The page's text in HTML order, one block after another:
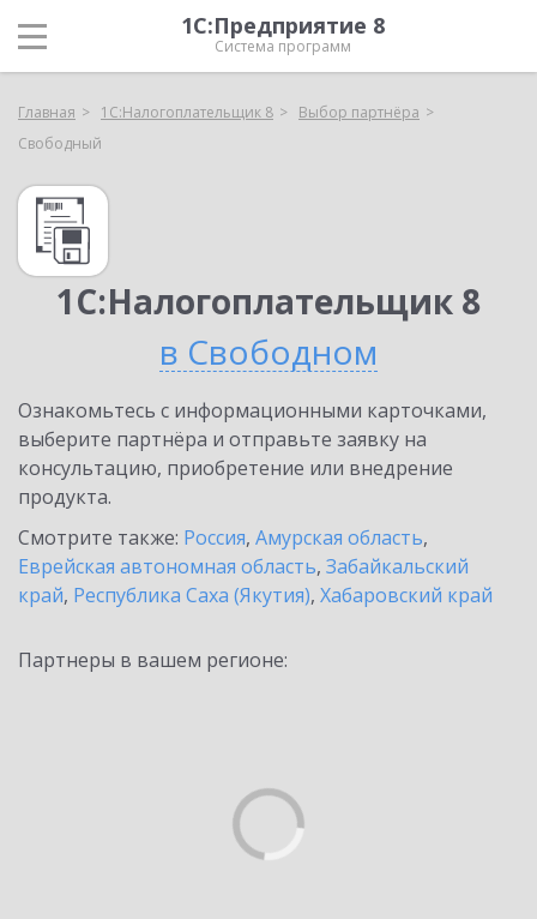
1С:Предприятие 8
Система программ
Главная 1С:Налогоплательщик 8
Выбор партнёра
Свободный
1С:Налогоплательщик 8
в Свободном
Ознакомьтесь с информационными карточками,
выберите партнёра и отправьте заявку на
консультацию, приобретение или внедрение
продукта.
Смотрите также: Россия, Амурская область,
Еврейская автономная область, Забайкальский
край, Республика Саха (Якутия), Хабаровский край
Партнеры в вашем регионе: